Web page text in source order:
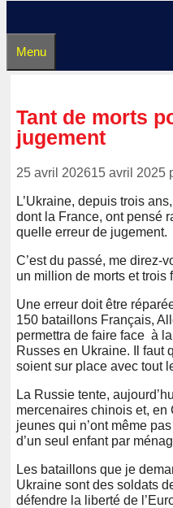
Menu
Tant de morts
jugement
25 avril 202615 avril 2025
L’Ukraine, depuis trois
dont la France, ont pensé
quelle erreur de jugement.
C’est du passé, me direz-
un million de morts et trois
Une erreur doit être
150 bataillons Français,
permettra de faire face à
Russes en Ukraine. Il faut
soient sur place avec tout
La Russie tente,
mercenaires chinois et,
jeunes qui n’ont même
d’un seul enfant par
Les bataillons que je
Ukraine sont des soldats
défendre la liberté de